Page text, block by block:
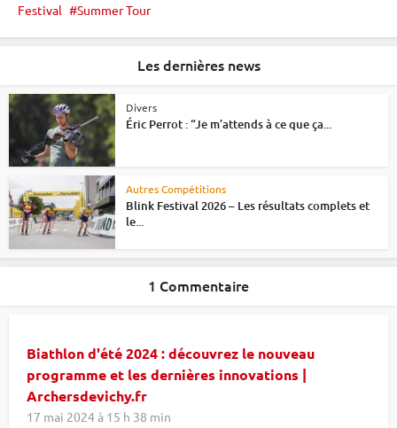
Festival
Summer Tour
Les dernières news
Divers
Éric Perrot : “Je m’attends à ce que ça...
Autres Compétitions
Blink Festival 2026 – Les résultats complets et
le...
1 Commentaire
Biathlon d'été 2024 : découvrez le nouveau
programme et les dernières innovations |
Archersdevichy.fr
17 mai 2024 à 15 h 38 min